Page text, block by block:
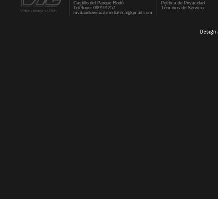
Castillo del Parque Rodó
Teléfono: 099191257
mvdaudiovisual.mediateca@gmail.com
Política de Privacidad
Términos de Servicio